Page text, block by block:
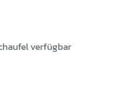
verfügbar